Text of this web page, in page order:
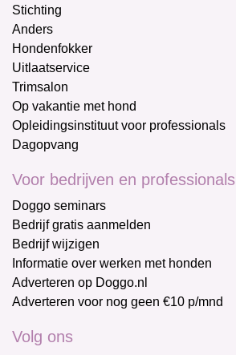
Stichting
Anders
Hondenfokker
Uitlaatservice
Trimsalon
Op vakantie met hond
Opleidingsinstituut voor professionals
Dagopvang
Voor bedrijven en professionals
Doggo seminars
Bedrijf gratis aanmelden
Bedrijf wijzigen
Informatie over werken met honden
Adverteren op Doggo.nl
Adverteren voor nog geen €10 p/mnd
Volg ons